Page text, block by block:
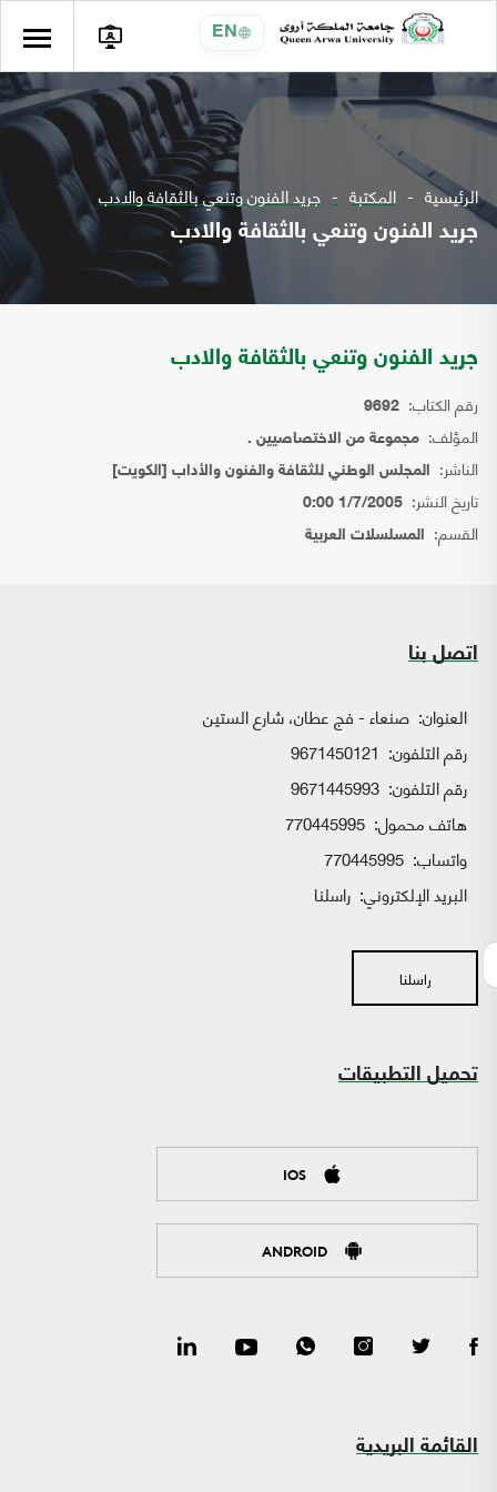
EN
الرئيسية المكتبة جريد الفنون وتنعي بالثقافة والادب
جريد الفنون وتنعي بالثقافة والادب
جريد الفنون وتنعي بالثقافة والادب
رقم الكتاب: 9692
المؤلف: مجموعة من الاختصاصيين .
الناشر: المجلس الوطني للثقافة والفنون والأداب [الكويت]
تاريخ النشر: 1/7/2005 0:00
القسم: المسلسلات العربية
اتصل بنا
العنوان: صنعاء - فج عطان، شارع الستين
رقم التلفون: 9671450121
رقم التلفون: 9671445993
هاتف محمول: 770445995
واتساب:
البريد الإلكتروني: راسلنا
راسلنا
تحميل التطبيقات
IOS
ANDROID
القائمة البريدية